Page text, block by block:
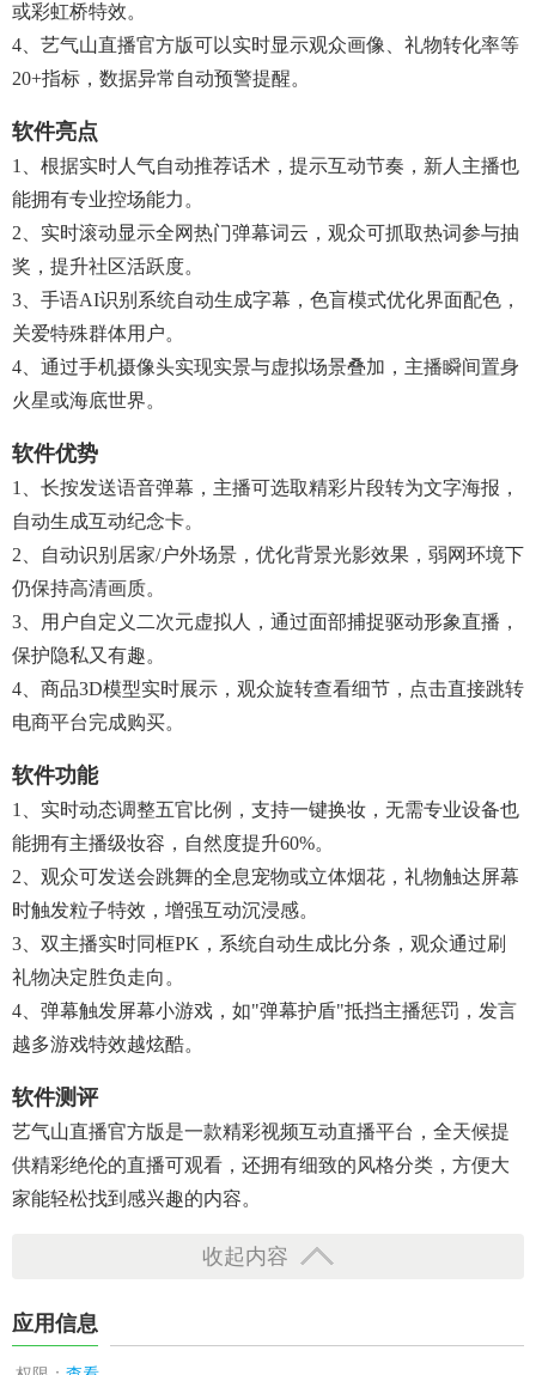
或彩虹桥特效。
4、艺气山直播官方版可以实时显示观众画像、礼物转化率等
20+指标，数据异常自动预警提醒。
软件亮点
1、根据实时人气自动推荐话术，提示互动节奏，新人主播也
能拥有专业控场能力。
2、实时滚动显示全网热门弹幕词云，观众可抓取热词参与抽
奖，提升社区活跃度。
3、手语AI识别系统自动生成字幕，色盲模式优化界面配色，
关爱特殊群体用户。
4、通过手机摄像头实现实景与虚拟场景叠加，主播瞬间置身
火星或海底世界。
软件优势
1、长按发送语音弹幕，主播可选取精彩片段转为文字海报，
自动生成互动纪念卡。
2、自动识别居家/户外场景，优化背景光影效果，弱网环境下
仍保持高清画质。
3、用户自定义二次元虚拟人，通过面部捕捉驱动形象直播，
保护隐私又有趣。
4、商品3D模型实时展示，观众旋转查看细节，点击直接跳转
电商平台完成购买。
软件功能
1、实时动态调整五官比例，支持一键换妆，无需专业设备也
能拥有主播级妆容，自然度提升60%。
2、观众可发送会跳舞的全息宠物或立体烟花，礼物触达屏幕
时触发粒子特效，增强互动沉浸感。
3、双主播实时同框PK，系统自动生成比分条，观众通过刷
礼物决定胜负走向。
4、弹幕触发屏幕小游戏，如"弹幕护盾"抵挡主播惩罚，发言
越多游戏特效越炫酷。
软件测评
艺气山直播官方版是一款精彩视频互动直播平台，全天候提
供精彩绝伦的直播可观看，还拥有细致的风格分类，方便大
家能轻松找到感兴趣的内容。
收起内容
应用信息